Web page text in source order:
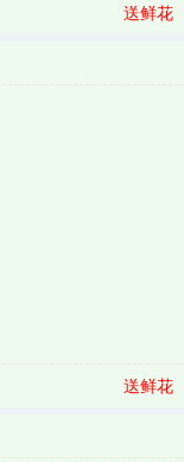
送鲜花
送鲜花